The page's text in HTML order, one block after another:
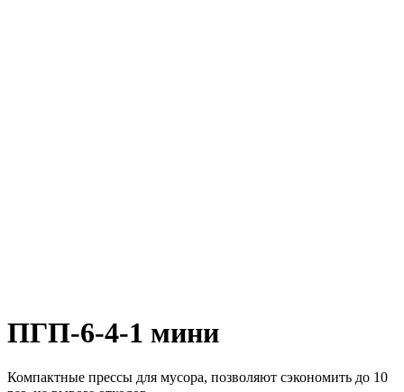
ПГП-6-4-1 мини
Компактные прессы для мусора, позволяют сэкономить до 10